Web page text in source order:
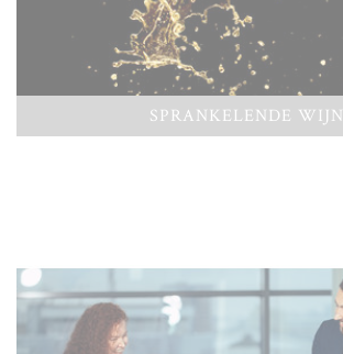
SPRANKELENDE WIJN